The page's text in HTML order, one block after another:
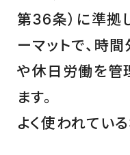
第36条）に準拠
ーマットで、時
や休日労働を管
ます。
よく使われてい